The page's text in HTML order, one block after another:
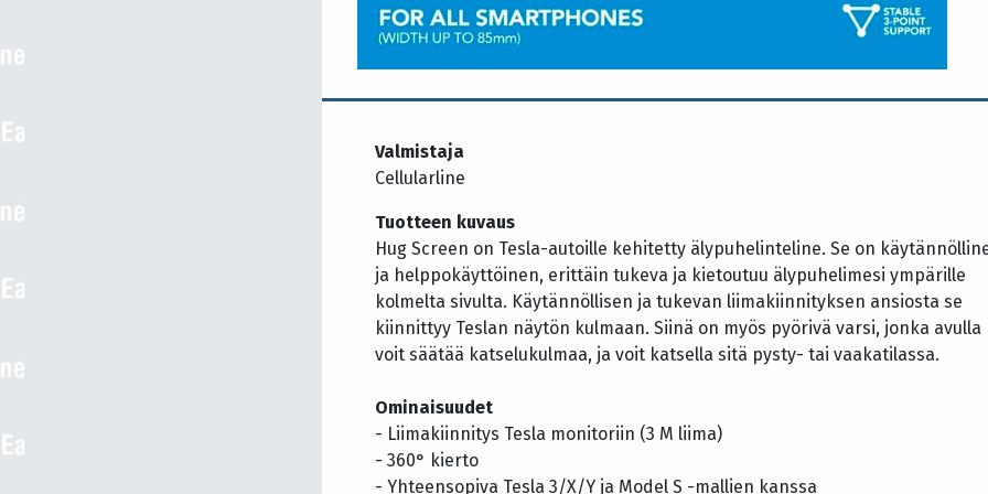
Valmistaja
Cellularline
Tuotteen kuvaus
Hug Screen on Tesla-autoille kehitetty älypuhelinteline. Se on
ja helppokäyttöinen, erittäin tukeva ja kietoutuu älypuhelimesi ympärille
kolmelta sivulta. Käytännöllisen ja tukevan liimakiinnityksen ansiosta se
kiinnittyy Teslan näytön kulmaan. Siinä on myös pyörivä varsi, jonka avulla
voit säätää katselukulmaa, ja voit katsella sitä pysty- tai vaakatilassa.
Ominaisuudet
- Liimakiinnitys Tesla monitoriin (3 M liima)
- 360° kierto
- Yhteensopiva Tesla 3/X/Y ja Model S -mallien kanssa